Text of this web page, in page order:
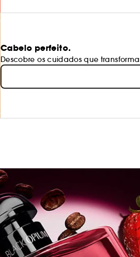
Cabelo perfeito.
Descobre os cuidados que